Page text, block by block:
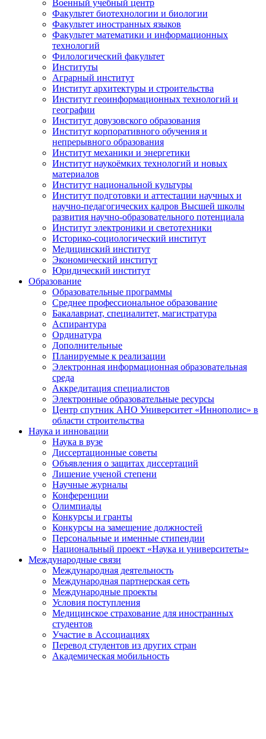
Военный учебный центр
Факультет биотехнологии и биологии
Факультет иностранных языков
Факультет математики и информационных
технологий
Филологический факультет
Институты
Аграрный институт
Институт архитектуры и строительства
Институт геоинформационных технологий и
географии
Институт довузовского образования
Институт корпоративного обучения и
непрерывного образования
Институт механики и энергетики
Институт наукоёмких технологий и новых
материалов
Институт национальной культуры
Институт подготовки и аттестации научных и
научно-педагогических кадров Высшей школы
развития научно-образовательного потенциала
Институт электроники и светотехники
Историко-социологический институт
Медицинский институт
Экономический институт
Юридический институт
Образование
Образовательные программы
Среднее профессиональное образование
Бакалавриат, специалитет, магистратура
Аспирантура
Ординатура
Дополнительные
Планируемые к реализации
Электронная информационная образовательная
среда
Аккредитация специалистов
Электронные образовательные ресурсы
Центр спутник АНО Университет «Иннополис» в
области строительства
Наука и инновации
Наука в вузе
Диссертационные советы
Объявления о защитах диссертаций
Лишение ученой степени
Научные журналы
Конференции
Олимпиады
Конкурсы и гранты
Конкурсы на замещение должностей
Персональные и именные стипендии
Национальный проект «Наука и университеты»
Международные связи
Международная деятельность
Международная партнерская сеть
Международные проекты
Условия поступления
Медицинское страхование для иностранных
студентов
Участие в Ассоциациях
Перевод студентов из других стран
Академическая мобильность